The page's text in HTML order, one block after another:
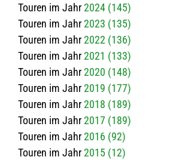
Touren im Jahr2024 (145)
Touren im Jahr2023 (135)
Touren im Jahr2022 (136)
Touren im Jahr2021 (133)
Touren im Jahr2020 (148)
Touren im Jahr2019 (177)
Touren im Jahr2018 (189)
Touren im Jahr2017 (189)
Touren im Jahr2016 (92)
Touren im Jahr2015 (12)